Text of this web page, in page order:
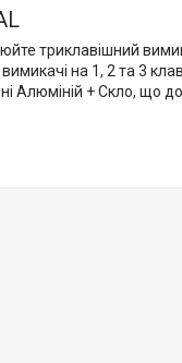
триклавішний
на 1, 2 та 3
Алюміній + Скло, що